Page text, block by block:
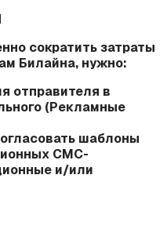
сократить затраты
Билайна, нужно:
отправителя в
(Рекламные
шаблоны
СМС-
и/или